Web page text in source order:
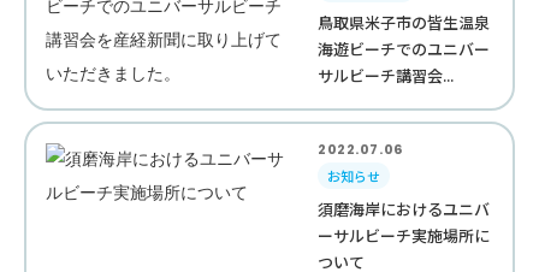
鳥取県米子市の皆生温泉
海遊ビーチでのユニバー
サルビーチ講習会...
2022.07.06
お知らせ
須磨海岸におけるユニバ
ーサルビーチ実施場所に
ついて